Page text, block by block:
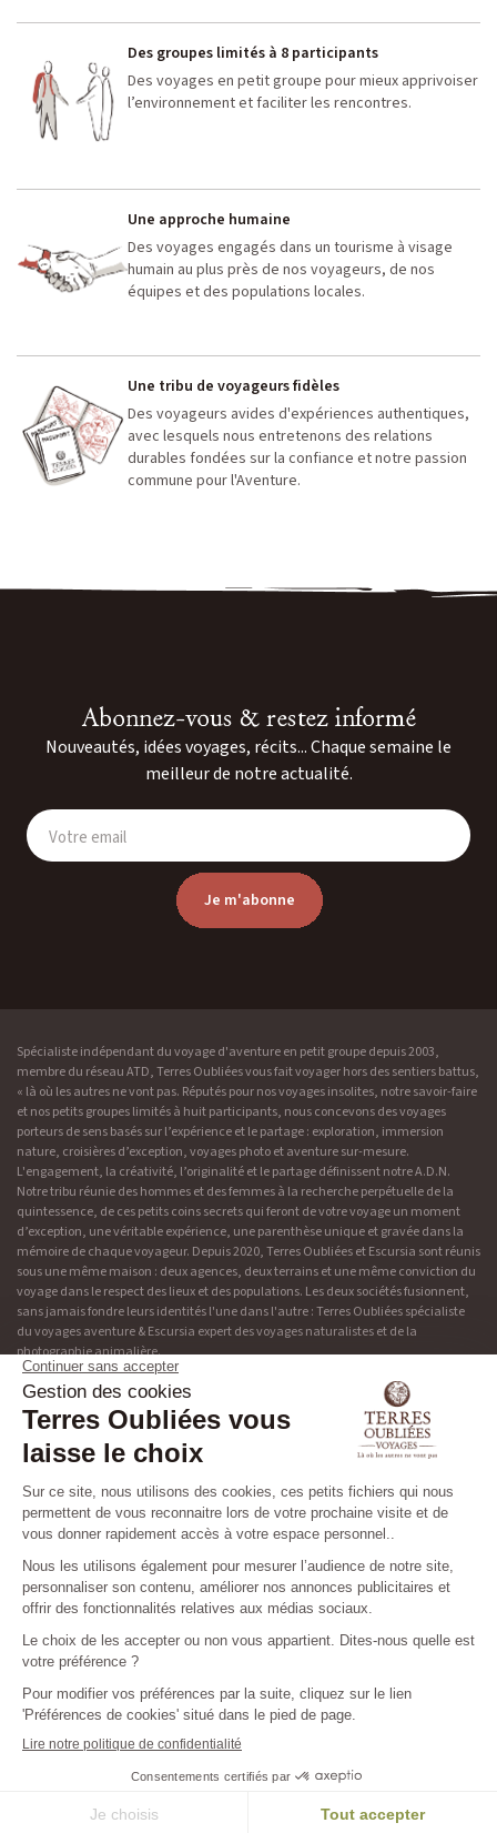
Des groupes limités à 8 participants
Des voyages en petit groupe pour mieux apprivoiser
l’environnement et faciliter les rencontres.
Une approche humaine
Des voyages engagés dans un tourisme à visage
humain au plus près de nos voyageurs, de nos
équipes et des populations locales.
Une tribu de voyageurs fidèles
Des voyageurs avides d'expériences authentiques,
avec lesquels nous entretenons des relations
durables fondées sur la confiance et notre passion
commune pour l'Aventure.
Abonnez-vous & restez informé
Nouveautés, idées voyages, récits... Chaque semaine le
meilleur de notre actualité.
Votre email
Je m'abonne
Spécialiste indépendant du voyage d'aventure en petit groupe depuis 2003,
membre du réseau ATD, Terres Oubliées vous fait voyager hors des sentiers battus,
« là où les autres ne vont pas. Réputés pour nos voyages insolites, notre savoir-faire
et nos petits groupes limités à huit participants, nous concevons des voyages
porteurs de sens basés sur l’expérience et le partage : exploration, immersion
nature, croisières d’exception, voyages photo et aventure sur-mesure.
L'engagement, la créativité, l’originalité et le partage définissent notre A.D.N.
Notre tribu réunie des hommes et des femmes à la recherche perpétuelle de la
quintessence, de ces petits coins secrets qui feront de votre voyage un moment
d’exception, une véritable expérience, une parenthèse unique et gravée dans la
mémoire de chaque voyageur. Depuis 2020, Terres Oubliées et Escursia sont réunis
sous une même maison : deux agences, deux terrains et une même conviction du
voyage dans le respect des lieux et des populations. Les deux sociétés fusionnent,
sans jamais fondre leurs identités l'une dans l'autre : Terres Oubliées spécialiste
du voyages aventure & Escursia expert des voyages naturalistes et de la
photographie animalière.
Découvrir Terres Oubliées
Blog
Les niveaux des circuits
Préparez votre voyage
Nos brochures
Adresse & contact
©2026 TERRES OUBLIEES
CONDITIONS GÉNÉRALES & PARTICULIÈRES DE VENTE